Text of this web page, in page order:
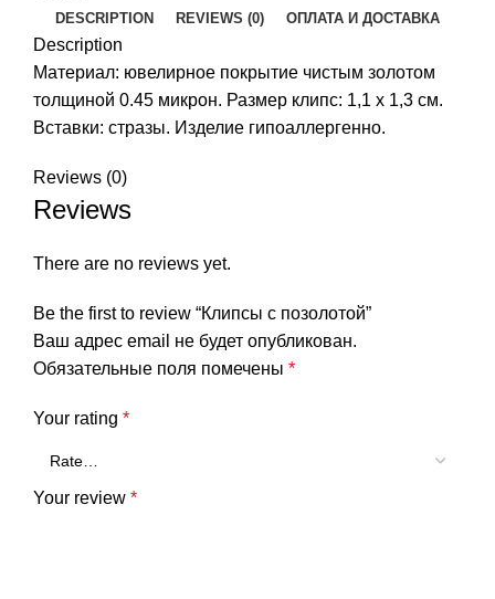
DESCRIPTION REVIEWS (0) ОПЛАТА И ДОСТАВКА
Description
Материал: ювелирное покрытие чистым золотом
толщиной 0.45 микрон. Размер клипс: 1,1 x 1,3 см.
Вставки: стразы. Изделие гипоаллергенно.
Reviews (0)
Reviews
There are no reviews yet.
Be the first to review “Клипсы с позолотой”
Ваш адрес email не будет опубликован.
Обязательные поля помечены *
Your rating *
Your review *